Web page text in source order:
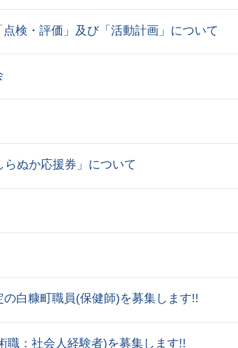
検・評価」及び「活動計画」について
ぬか応援券」について
白糠町職員(保健師)を募集します!!
職：社会人経験者)を募集します!!